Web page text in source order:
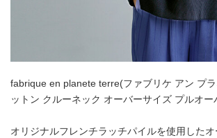
fabrique en planete terre(ファブリケ アン プ
ットン クルーネック オーバーサイズ プルオー
オリジナルフレンチラッチパイルを使用した